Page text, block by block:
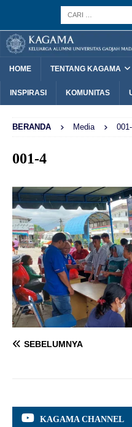
HOME TENTANG KAGAMA
INSPIRASI KOMUNITAS
BERANDA Media
001-4
SEBELUMNYA
KAGAMA CHANNEL